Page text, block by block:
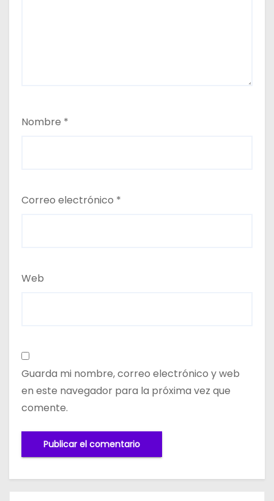
Nombre *
Correo electrónico *
Web
Guarda mi nombre, correo electrónico y web
en este navegador para la próxima vez que
comente.